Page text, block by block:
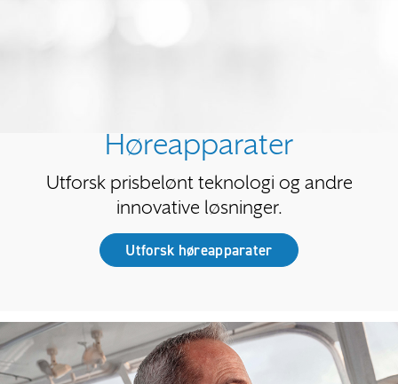
Høreapparater
Utforsk prisbelønt teknologi og andre
innovative løsninger.
Utforsk høreapparater